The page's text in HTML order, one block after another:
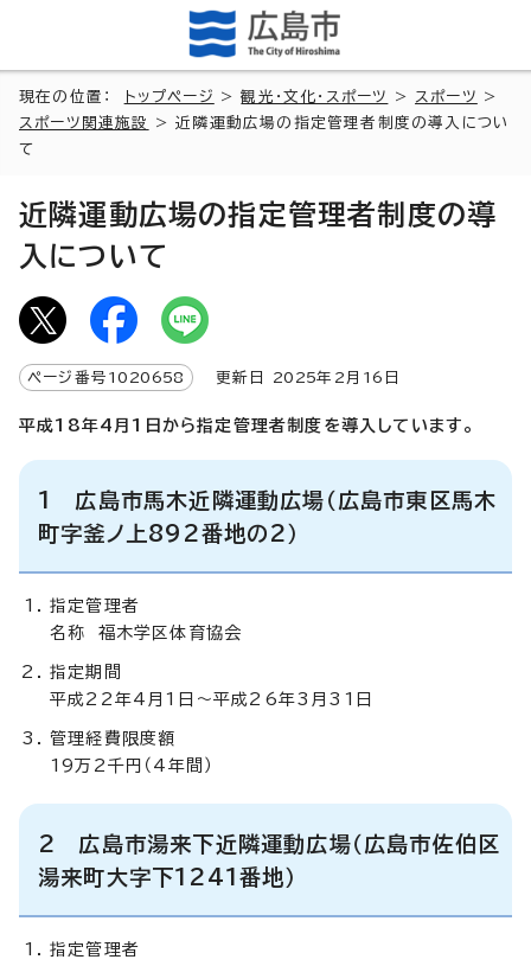
現在の位置： トップページ >観光・文化・スポーツ > スポーツ
>
スポーツ関連施設
> 近隣運動広場の指定管理者制度の導入につい
て
近隣運動広場の指定管理者制度の導
入について
ページ番号 1020658 更新日 2025年2月 16 日
平成18年4月1日から指定管理者制度を導入しています。
1 広島市馬木近隣運動広場（広島市東区馬木
町字釜ノ上892番地の2）
指定管理者
名称 福木学区体育協会
指定期間
平成22年4月1日～平成26年3月31日
管理経費限度額
19万2千円（4年間）
2 広島市湯来下近隣運動広場（広島市佐伯区
湯来町大字下1241番地）
指定管理者